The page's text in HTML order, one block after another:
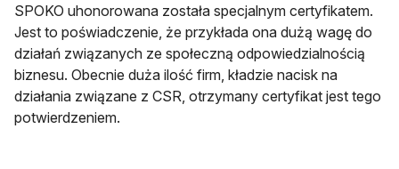
SPOKO uhonorowana została specjalnym certyfikatem.
Jest to poświadczenie, że przykłada ona dużą wagę do
działań związanych ze społeczną odpowiedzialnością
biznesu. Obecnie duża ilość firm, kładzie nacisk na
działania związane z CSR, otrzymany certyfikat jest tego
potwierdzeniem.